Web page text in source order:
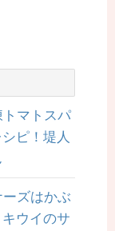
マトスパ
ピ！堤人
ズはかぶ
ウイのサ